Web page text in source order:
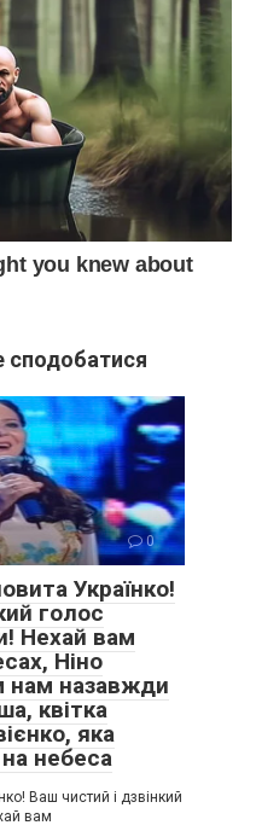
0
Українко!
голос
Нехай вам
Ніно
нам назавжди
квітка
яка
небеса
Ваш чистий і дзвінкий
вам